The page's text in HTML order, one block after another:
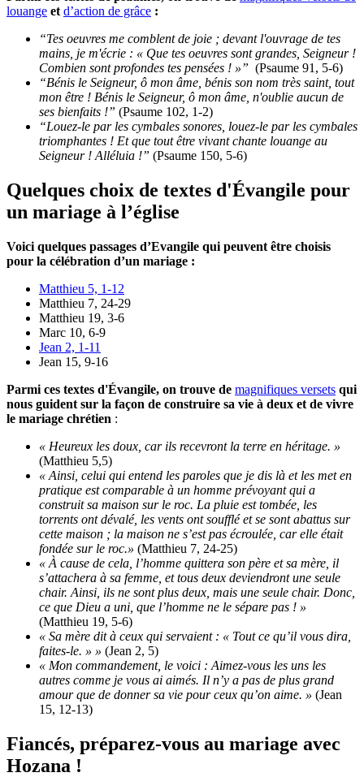
louange et d’action de grâce :
“Tes oeuvres me comblent de joie ; devant l'ouvrage de tes
mains, je m'écrie : « Que tes oeuvres sont grandes, Seigneur !
Combien sont profondes tes pensées ! »” (Psaume 91, 5-6)
“Bénis le Seigneur, ô mon âme, bénis son nom très saint, tout
mon être ! Bénis le Seigneur, ô mon âme, n'oublie aucun de
ses bienfaits !” (Psaume 102, 1-2)
“Louez-le par les cymbales sonores, louez-le par les cymbales
triomphantes ! Et que tout être vivant chante louange au
Seigneur ! Alléluia !” (Psaume 150, 5-6)
Quelques choix de textes d'Évangile pour
un mariage à l’église
Voici quelques passages d’Evangile qui peuvent être choisis
pour la célébration d’un mariage :
Matthieu 5, 1-12
Matthieu 7, 24-29
Matthieu 19, 3-6
Marc 10, 6-9
Jean 2, 1-11
Jean 15, 9-16
Parmi ces textes d'Évangile, on trouve de magnifiques versets qui
nous guident sur la façon de construire sa vie à deux et de vivre
le mariage chrétien :
« Heureux les doux, car ils recevront la terre en héritage. »
(Matthieu 5,5)
« Ainsi, celui qui entend les paroles que je dis là et les met en
pratique est comparable à un homme prévoyant qui a
construit sa maison sur le roc. La pluie est tombée, les
torrents ont dévalé, les vents ont soufflé et se sont abattus sur
cette maison ; la maison ne s’est pas écroulée, car elle était
fondée sur le roc.» (Matthieu 7, 24-25)
« À cause de cela, l’homme quittera son père et sa mère, il
s’attachera à sa femme, et tous deux deviendront une seule
chair. Ainsi, ils ne sont plus deux, mais une seule chair. Donc,
ce que Dieu a uni, que l’homme ne le sépare pas ! »
(Matthieu 19, 5-6)
« Sa mère dit à ceux qui servaient : « Tout ce qu’il vous dira,
faites-le. » » (Jean 2, 5)
« Mon commandement, le voici : Aimez-vous les uns les
autres comme je vous ai aimés. Il n’y a pas de plus grand
amour que de donner sa vie pour ceux qu’on aime. » (Jean
15, 12-13)
Fiancés, préparez-vous au mariage avec
Hozana !